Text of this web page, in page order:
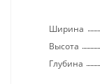
Ширина
Высота
Глубина